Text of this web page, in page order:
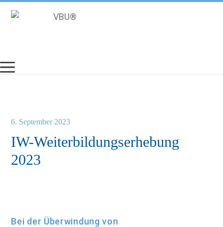
Inhalt
IW-Weiterbildungserhebung
2023
6. September 2023
Bei der Überwindung von